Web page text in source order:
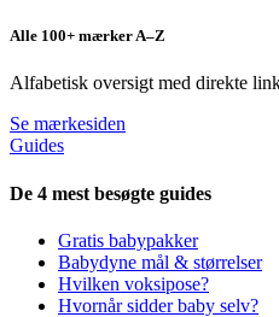
Alle 100+ mærker A–Z
Alfabetisk oversigt med direkte
Se mærkesiden
Guides
De 4 mest besøgte guides
Gratis babypakker
Babydyne mål & størrelser
Hvilken voksipose?
Hvornår sidder baby selv?